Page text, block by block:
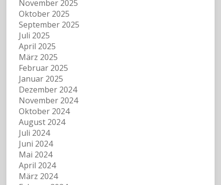
November 2025
Oktober 2025
September 2025
Juli 2025
April 2025
März 2025
Februar 2025
Januar 2025
Dezember 2024
November 2024
Oktober 2024
August 2024
Juli 2024
Juni 2024
Mai 2024
April 2024
März 2024